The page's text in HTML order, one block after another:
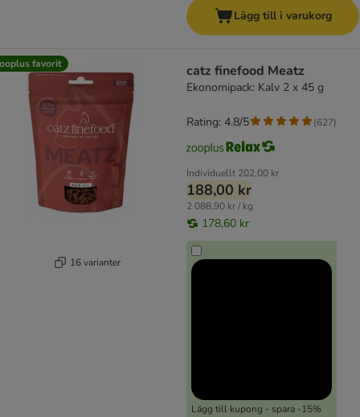
Lägg till i varukorg
favorit
16 varianter
catz finefood Meatz
Ekonomipack: Kalv 2 x 45 g
Individuellt 202,00 kr
188,00 kr
2 088,90 kr / kg
178,60 kr
Lägg till kupong - spara -15%
Rating: 4.8/5 (627)